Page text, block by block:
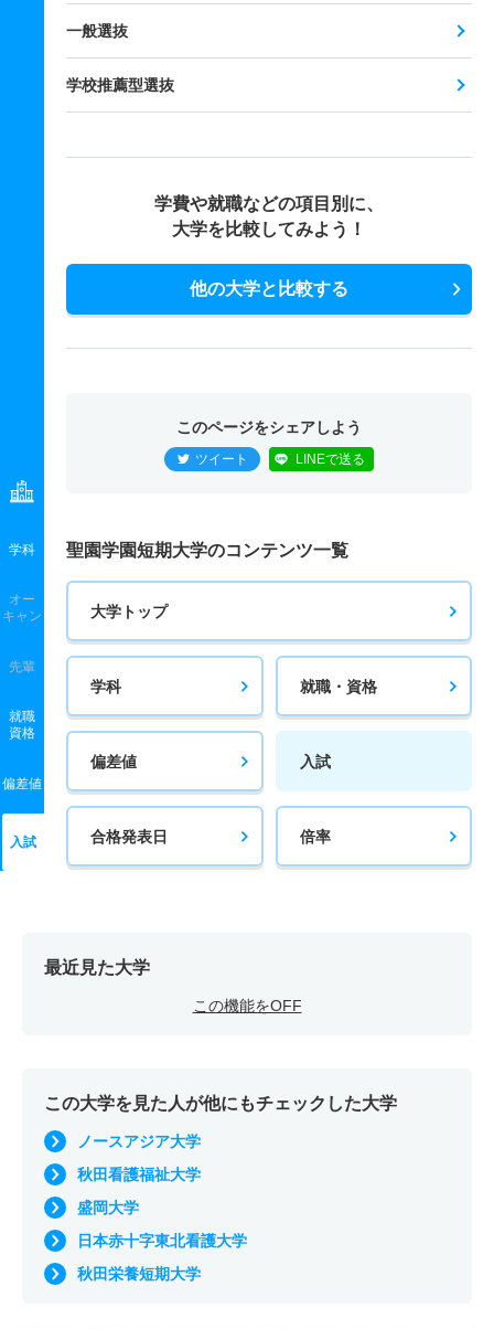
学科
オー
キャン
先輩
就職
資格
偏差値
入試
一般選抜
学校推薦型選抜
学費や就職などの項目別に、
大学を比較してみよう！
他の大学と比較する
このページをシェアしよう
ツイート LINEで送る
聖園学園短期大学のコンテンツ一覧
大学トップ
学科 就職・資格
偏差値 入試
合格発表日 倍率
最近見た大学
この機能をOFF
この大学を見た人が他にもチェックした大学
ノースアジア大学
秋田看護福祉大学
盛岡大学
日本赤十字東北看護大学
秋田栄養短期大学